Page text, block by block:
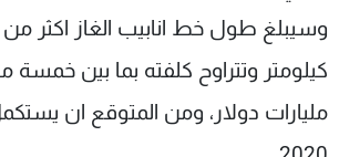
وسيبلغ طول خط انابيب الغاز اكثر
كيلومتر وتتراوح كلفته بما بين خمسة
مليارات دولار، ومن المتوقع ان